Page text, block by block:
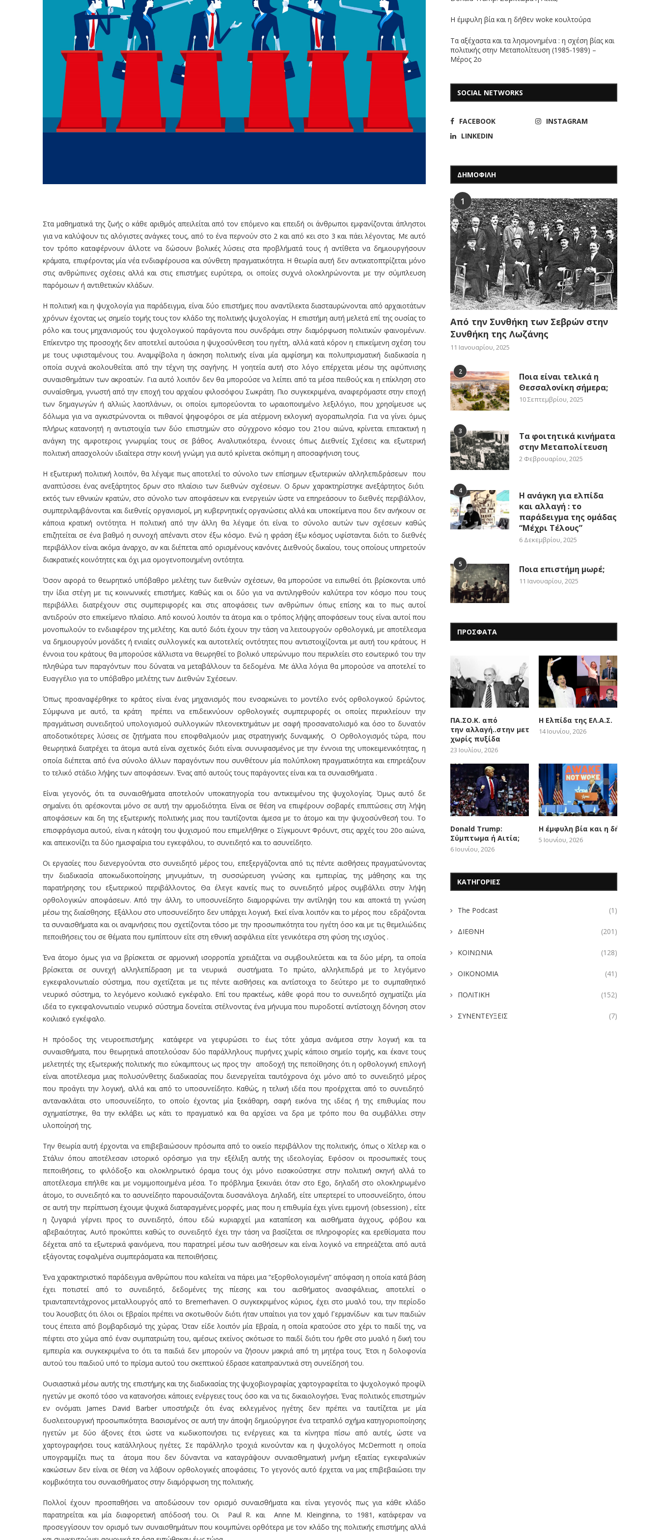
Στα μαθηματικά της ζωής ο κάθε αριθμός απειλείται από τον επόμενο και επειδή οι άνθρωποι εμφανίζονται άπληστοι
για να καλύψουν τις αλόγιστες ανάγκες τους, από το ένα περνούν στο 2 και από κει στο 3 και πάει λέγοντας. Με αυτό
τον τρόπο καταφέρνουν άλλοτε να δώσουν βολικές λύσεις στα προβλήματά τους ή αντίθετα να δημιουργήσουν
κράματα, επιφέροντας μία νέα ενδιαφέρουσα και σύνθετη πραγματικότητα. Η θεωρία αυτή δεν αντικατοπτρίζεται μόνο
στις ανθρώπινες σχέσεις αλλά και στις επιστήμες ευρύτερα, οι οποίες συχνά ολοκληρώνονται με την σύμπλευση
παρόμοιων ή αντιθετικών κλάδων.
Η πολιτική και η ψυχολογία για παράδειγμα, είναι δύο επιστήμες που αναντίλεκτα διασταυρώνονται από αρχαιοτάτων
χρόνων έχοντας ως σημείο τομής τους τον κλάδο της πολιτικής ψυχολογίας. Η επιστήμη αυτή μελετά επί της ουσίας το
ρόλο και τους μηχανισμούς του ψυχολογικού παράγοντα που συνδράμει στην διαμόρφωση πολιτικών φαινομένων.
Επίκεντρο της προσοχής δεν αποτελεί αυτούσια η ψυχοσύνθεση του ηγέτη, αλλά κατά κόρον η επικείμενη σχέση του
με τους υφισταμένους του. Αναμφίβολα η άσκηση πολιτικής είναι μία αμφίσημη και πολυπρισματική διαδικασία η
οποία συχνά ακολουθείται από την τέχνη της σαγήνης. Η γοητεία αυτή στο λόγο επέρχεται μέσω της αφύπνισης
συναισθημάτων των ακροατών. Για αυτό λοιπόν δεν θα μπορούσε να λείπει από τα μέσα πειθούς και η επίκληση στο
συναίσθημα, γνωστή από την εποχή του αρχαίου φιλοσόφου Σωκράτη. Πιο συγκεκριμένα, αναφερόμαστε στην εποχή
των δημαγωγών ή αλλιώς λαοπλάνων, οι οποίοι εμπορεύονται το ωραιοποιημένο λεξιλόγιο, που χρησίμευσε ως
δόλωμα για να αγκιστρώνονται οι πιθανοί ψηφοφόροι σε μία ατέρμονη εκλογική αγοραπωλησία. Για να γίνει όμως
πλήρως κατανοητή η αντιστοιχία των δύο επιστημών στο σύγχρονο κόσμο του 21ου αιώνα, κρίνεται επιτακτική η
ανάγκη της αμφοτεροις γνωριμίας τους σε βάθος. Αναλυτικότερα, έννοιες όπως Διεθνείς Σχέσεις και εξωτερική
πολιτική απασχολούν ιδιαίτερα στην κοινή γνώμη για αυτό κρίνεται σκόπιμη η αποσαφήνιση τους.
Η εξωτερική πολιτική λοιπόν, θα λέγαμε πως αποτελεί το σύνολο των επίσημων εξωτερικών αλληλεπιδράσεων που
αναπτύσσει ένας ανεξάρτητος δρων στο πλαίσιο των διεθνών σχέσεων. Ο δρων χαρακτηρίστηκε ανεξάρτητος διότι
εκτός των εθνικών κρατών, στο σύνολο των αποφάσεων και ενεργειών ώστε να επηρεάσουν το διεθνές περιβάλλον,
συμπεριλαμβάνονται και διεθνείς οργανισμοί, μη κυβερνητικές οργανώσεις αλλά και υποκείμενα που δεν ανήκουν σε
κάποια κρατική οντότητα. Η πολιτική από την άλλη θα λέγαμε ότι είναι το σύνολο αυτών των σχέσεων καθώς
επιζητείται σε ένα βαθμό η συνοχή απέναντι στον έξω κόσμο. Ενώ η φράση έξω κόσμος υφίστανται διότι το διεθνές
περιβάλλον είναι ακόμα άναρχο, αν και διέπεται από ορισμένους κανόνες Διεθνούς δικαίου, τους οποίους υπηρετούν
διακρατικές κοινότητες και όχι μια ομογενοποιημένη οντότητα.
Όσον αφορά το θεωρητικό υπόβαθρο μελέτης των διεθνών σχέσεων, θα μπορούσε να ειπωθεί ότι βρίσκονται υπό
την ίδια στέγη με τις κοινωνικές επιστήμες. Καθώς και οι δύο για να αντιληφθούν καλύτερα τον κόσμο που τους
περιβάλλει διατρέχουν στις συμπεριφορές και στις αποφάσεις των ανθρώπων όπως επίσης και το πως αυτοί
αντιδρούν στο επικείμενο πλαίσιο. Από κοινού λοιπόν τα άτομα και ο τρόπος λήψης αποφάσεων τους είναι αυτοί που
μονοπωλούν το ενδιαφέρον της μελέτης. Και αυτό διότι έχουν την τάση να λειτουργούν ορθολογικά, με αποτέλεσμα
να δημιουργούν μονάδες ή ενιαίες συλλογικές και αυτοτελείς οντότητες που αντιστοιχίζονται με αυτή του κράτους. Η
έννοια του κράτους θα μπορούσε κάλλιστα να θεωρηθεί το βολικό υπερώνυμο που περικλείει στο εσωτερικό του την
πληθώρα των παραγόντων που δύναται να μεταβάλλουν τα δεδομένα. Με άλλα λόγια θα μπορούσε να αποτελεί το
Ευαγγέλιο για το υπόβαθρο μελέτης των Διεθνών Σχέσεων.
Όπως προαναφέρθηκε το κράτος είναι ένας μηχανισμός που ενσαρκώνει το μοντέλο ενός ορθολογικού δρώντος.
Σύμφωνα με αυτό, τα κράτη πρέπει να επιδεικνύουν ορθολογικές συμπεριφορές οι οποίες περικλείουν την
πραγμάτωση συνειδητού υπολογισμού συλλογικών πλεονεκτημάτων με σαφή προσανατολισμό και όσο το δυνατόν
αποδοτικότερες λύσεις σε ζητήματα που εποφθαλμιούν μιας στρατηγικής δυναμικής. Ο Ορθολογισμός τώρα, που
θεωρητικά διατρέχει τα άτομα αυτά είναι σχετικός διότι είναι συνυφασμένος με την έννοια της υποκειμενικότητας, η
οποία διέπεται από ένα σύνολο άλλων παραγόντων που συνθέτουν μία πολύπλοκη πραγματικότητα και επηρεάζουν
το τελικό στάδιο λήψης των αποφάσεων. Ένας από αυτούς τους παράγοντες είναι και τα συναισθήματα .
Είναι γεγονός, ότι τα συναισθήματα αποτελούν υποκατηγορία του αντικειμένου της ψυχολογίας. Όμως αυτό δε
σημαίνει ότι αρέσκονται μόνο σε αυτή την αρμοδιότητα. Είναι σε θέση να επιφέρουν σοβαρές επιπτώσεις στη λήψη
αποφάσεων και δη της εξωτερικής πολιτικής μιας που ταυτίζονται άμεσα με το άτομο και την ψυχοσύνθεσή του. Το
επισφράγισμα αυτού, είναι η κάτοψη του ψυχισμού που επιμελήθηκε ο Σίγκμουντ Φρόυντ, στις αρχές του 20ο αιώνα,
και απεικονίζει τα δύο ημισφαίρια του εγκεφάλου, το συνειδητό και το ασυνείδητο.
Οι εργασίες που διενεργούνται στο συνειδητό μέρος του, επεξεργάζονται από τις πέντε αισθήσεις πραγματώνοντας
την διαδικασία αποκωδικοποίησης μηνυμάτων, τη συσσώρευση γνώσης και εμπειρίας, της μάθησης και της
παρατήρησης του εξωτερικού περιβάλλοντος. Θα έλεγε κανείς πως το συνειδητό μέρος συμβάλλει στην λήψη
ορθολογικών αποφάσεων. Από την άλλη, το υποσυνείδητο διαμορφώνει την αντίληψη του και αποκτά τη γνώση
μέσω της διαίσθησης. Εξάλλου στο υποσυνείδητο δεν υπάρχει λογική. Εκεί είναι λοιπόν και το μέρος που εδράζονται
τα συναισθήματα και οι αναμνήσεις που σχετίζονται τόσο με την προσωπικότητα του ηγέτη όσο και με τις θεμελιώδεις
πεποιθήσεις του σε θέματα που εμπίπτουν είτε στη εθνική ασφάλεια είτε γενικότερα στη φύση της ισχύος .
Ένα άτομο όμως για να βρίσκεται σε αρμονική ισορροπία χρειάζεται να συμβουλεύεται και τα δύο μέρη, τα οποία
βρίσκεται σε συνεχή αλληλεπίδραση με τα νευρικά συστήματα. Το πρώτο, αλληλεπιδρά με το λεγόμενο
εγκεφαλονωτιαίο σύστημα, που σχετίζεται με τις πέντε αισθήσεις και αντίστοιχα το δεύτερο με το συμπαθητικό
νευρικό σύστημα, το λεγόμενο κοιλιακό εγκέφαλο. Επί του πρακτέως, κάθε φορά που το συνειδητό σχηματίζει μία
ιδέα το εγκεφαλονωτιαίο νευρικό σύστημα δονείται στέλνοντας ένα μήνυμα που πυροδοτεί αντίστοιχη δόνηση στον
κοιλιακό εγκέφαλο.
Η πρόοδος της νευροεπιστήμης κατάφερε να γεφυρώσει το έως τότε χάσμα ανάμεσα στην λογική και τα
συναισθήματα, που θεωρητικά αποτελούσαν δύο παράλληλους πυρήνες χωρίς κάποιο σημείο τομής, και έκανε τους
μελετητές της εξωτερικής πολιτικής πιο εύκαμπτους ως προς την αποδοχή της πεποίθησης ότι η ορθολογική επιλογή
είναι αποτέλεσμα μιας πολυσύνθετης διαδικασίας που διενεργείται ταυτόχρονα όχι μόνο από το συνειδητό μέρος
που προάγει την λογική, αλλά και από το υποσυνείδητο. Καθώς, η τελική ιδέα που προέρχεται από το συνειδητό
αντανακλάται στο υποσυνείδητο, το οποίο έχοντας μία ξεκάθαρη, σαφή εικόνα της ιδέας ή της επιθυμίας που
σχηματίστηκε, θα την εκλάβει ως κάτι το πραγματικό και θα αρχίσει να δρα με τρόπο που θα συμβάλλει στην
υλοποίησή της.
Την θεωρία αυτή έρχονται να επιβεβαιώσουν πρόσωπα από το οικείο περιβάλλον της πολιτικής, όπως ο Χίτλερ και ο
Στάλιν όπου αποτέλεσαν ιστορικό ορόσημο για την εξέλιξη αυτής της ιδεολογίας. Εφόσον οι προσωπικές τους
πεποιθήσεις, το φιλόδοξο και ολοκληρωτικό όραμα τους όχι μόνο εισακούστηκε στην πολιτική σκηνή αλλά το
αποτέλεσμα επήλθε και με νομιμοποιημένα μέσα. Το πρόβλημα ξεκινάει όταν στο Εgo, δηλαδή στο ολοκληρωμένο
άτομο, το συνειδητό και το ασυνείδητο παρουσιάζονται δυσανάλογα. Δηλαδή, είτε υπερτερεί το υποσυνείδητο, όπου
σε αυτή την περίπτωση έχουμε ψυχικά διαταραγμένες μορφές, μιας που η επιθυμία έχει γίνει εμμονή (obsession) , είτε
η ζυγαριά γέρνει προς το συνειδητό, όπου εδώ κυριαρχεί μια καταπίεση και αισθήματα άγχους, φόβου και
αβεβαιότητας. Αυτό προκύπτει καθώς το συνειδητό έχει την τάση να βασίζεται σε πληροφορίες και ερεθίσματα που
δέχεται από τα εξωτερικά φαινόμενα, που παρατηρεί μέσω των αισθήσεων και είναι λογικό να επηρεάζεται από αυτά
εξάγοντας εσφαλμένα συμπεράσματα και πεποιθήσεις.
Ένα χαρακτηριστικό παράδειγμα ανθρώπου που καλείται να πάρει μια “εξορθολογισμένη” απόφαση η οποία κατά βάση
έχει ποτιστεί από το συνειδητό, δεδομένες της πίεσης και του αισθήματος ανασφάλειας, αποτελεί ο
τριανταπεντάχρονος μεταλλουργός από το Bremerhaven. Ο συγκεκριμένος κύριος, έχει στο μυαλό του, την περίοδο
του Άουσβιτς ότι όλοι οι Εβραίοι πρέπει να σκοτωθούν διότι ήταν υπαίτιοι για τον χαμό Γερμανίδων και των παιδιών
τους έπειτα από βομβαρδισμό της χώρας. Όταν είδε λοιπόν μία Εβραία, η οποία κρατούσε στο χέρι το παιδί της, να
πέφτει στο χώμα από έναν συμπατριώτη του, αμέσως εκείνος σκότωσε το παιδί διότι του ήρθε στο μυαλό η δική του
εμπειρία και συγκεκριμένα το ότι τα παιδιά δεν μπορούν να ζήσουν μακριά από τη μητέρα τους. Έτσι η δολοφονία
αυτού του παιδιού υπό το πρίσμα αυτού του σκεπτικού έδρασε καταπραϋντικά στη συνείδησή του.
Ουσιαστικά μέσω αυτής της επιστήμης και της διαδικασίας της ψυχοβιογραφίας χαρτογραφείται το ψυχολογικό προφίλ
ηγετών με σκοπό τόσο να κατανοήσει κάποιες ενέργειες τους όσο και να τις δικαιολογήσει. Ένας πολιτικός επιστημών
εν ονόματι James David Barber υποστήριζε ότι ένας εκλεγμένος ηγέτης δεν πρέπει να ταυτίζεται με μία
δυσλειτουργική προσωπικότητα. Βασισμένος σε αυτή την άποψη δημιούργησε ένα τετραπλό σχήμα κατηγοριοποίησης
ηγετών με δύο άξονες έτσι ώστε να κωδικοποιήσει τις ενέργειες και τα κίνητρα πίσω από αυτές, ώστε να
χαρτογραφήσει τους κατάλληλους ηγέτες. Σε παράλληλο τροχιά κινούνταν και η ψυχολόγος McDermott η οποία
υπογραμμίζει πως τα άτομα που δεν δύνανται να καταγράψουν συναισθηματική μνήμη εξαιτίας εγκεφαλικών
κακώσεων δεν είναι σε θέση να λάβουν ορθολογικές αποφάσεις. Το γεγονός αυτό έρχεται να μας επιβεβαιώσει την
κομβικότητα του συναισθήματος στην διαμόρφωση της πολιτικής.
Πολλοί έχουν προσπαθήσει να αποδώσουν τον ορισμό συναισθήματα και είναι γεγονός πως για κάθε κλάδο
παρατηρείται και μία διαφορετική απόδοσή του. Oι Paul R. και Anne M. Kleinginna, το 1981, κατάφεραν να
προσεγγίσουν τον ορισμό των συναισθημάτων που κουμπώνει ορθότερα με τον κλάδο της πολιτικής επιστήμης αλλά
Η έμφυλη βία και η δήθεν woke κουλτούρα
Τα αξέχαστα και τα λησμονημένα : η σχέση βίας και
πολιτικής στην Μεταπολίτευση (1985-1989) –
Μέρος 2ο
SOCIAL NETWORKS
FACEBOOK
INSTAGRAM
LINKEDIN
ΔΗΜΟΦΙΛΗ
1
Από την Συνθήκη των Σεβρών στην
Συνθήκη της Λωζάνης
11 Ιανουαρίου, 2025
2
Ποια είναι τελικά η
Θεσσαλονίκη σήμερα;
10 Σεπτεμβρίου, 2025
3
Τα φοιτητικά κινήματα
στην Μεταπολίτευση
2 Φεβρουαρίου, 2025
4
Η ανάγκη για ελπίδα
και αλλαγή : το
παράδειγμα της ομάδας
“Μέχρι Τέλους”
6 Δεκεμβρίου, 2025
5 Ποια επιστήμη μωρέ;
11 Ιανουαρίου, 2025
ΠΡΟΣΦΑΤΑ
ΠΑ.ΣΟ.Κ. από
την αλλαγή..στην μετατόπιση
χωρίς πυξίδα
23 Ιουλίου, 2026
Η Ελπίδα της ΕΛ.Α.Σ.
14 Ιουνίου, 2026
Donald Trump:
Σύμπτωμα ή Αιτία;
6 Ιουνίου, 2026
Η έμφυλη βία και η δήθεν woke
5 Ιουνίου, 2026
ΚΑΤΗΓΟΡΙΕΣ
The Podcast (1)
ΔΙΕΘΝΗ (201)
ΚΟΙΝΩΝΙΑ (128)
ΟΙΚΟΝΟΜΙΑ (41)
ΠΟΛΙΤΙΚΗ (152)
ΣΥΝΕΝΤΕΥΞΕΙΣ (7)